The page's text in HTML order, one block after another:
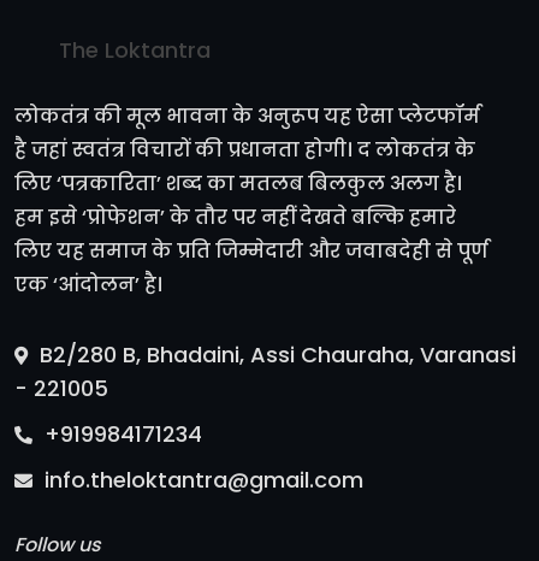
The Loktantra
लोकतंत्र की मूल भावना के अनुरूप यह ऐसा प्लेटफॉर्म
है जहां स्वतंत्र विचारों की प्रधानता होगी। द लोकतंत्र के
लिए ‘पत्रकारिता’ शब्द का मतलब बिलकुल अलग है।
हम इसे ‘प्रोफेशन’ के तौर पर नहीं देखते बल्कि हमारे
लिए यह समाज के प्रति जिम्मेदारी और जवाबदेही से पूर्ण
एक ‘आंदोलन’ है।
B2/280 B, Bhadaini, Assi Chauraha, Varanasi
- 221005
+919984171234
info.theloktantra@gmail.com
Follow us